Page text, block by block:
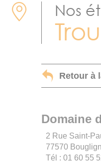
Nos
Retour à
Domaine
2 Rue Saint-
77570
Tél : 01 60 55